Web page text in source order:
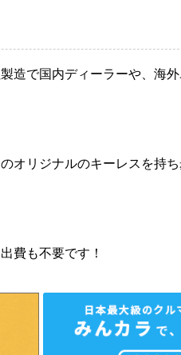
造で国内ディーラーや、海
オリジナルのキーレスを持
費も不要です！